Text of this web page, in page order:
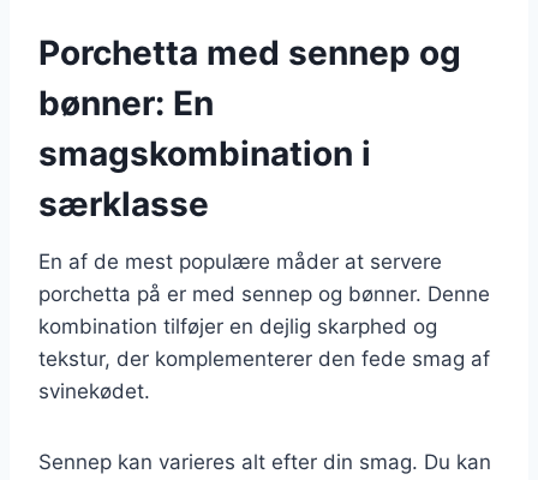
Porchetta med sennep og
bønner: En
smagskombination i
særklasse
En af de mest populære måder at servere
porchetta på er med sennep og bønner. Denne
kombination tilføjer en dejlig skarphed og
tekstur, der komplementerer den fede smag af
svinekødet.
Sennep kan varieres alt efter din smag. Du kan